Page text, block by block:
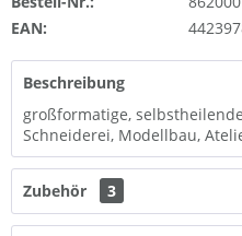
EAN:
Beschreibung
großformatige,
Schneiderei, Modellbau,
Zubehör 3